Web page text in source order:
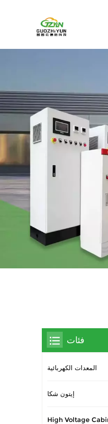
فئات
المعدات الكهربائية
إيتون شكا
High Voltage